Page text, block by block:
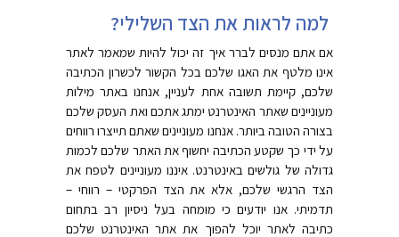
למה לראות את הצד השלילי?
אם אתם מנסים לברר איך זה יכול להיות שמאמר לאתר
אינו מלטף את האגו שלכם בכל הקשור לכשרון הכתיבה
שלכם, קיימת תשובה אחת לעניין, אנחנו באתר מילות
מעוניינים שאתר האינטרנט ימתג אתכם ואת העסק שלכם
בצורה הטובה ביותר. אנחנו מעוניינים שאתם תייצרו רווחים
על ידי כך שקטע הכתיבה יחשוף את האתר שלכם לכמות
גדולה של גולשים באינטרנט. איננו מעוניינים לטפח את
הצד הרגשי שלכם, אלא את הצד הפרקטי – רווחי –
תדמיתי. אנו יודעים כי מומחה בעל ניסיון רב בתחום
כתיבה לאתר יוכל להפוך את אתר האינטרנט שלכם